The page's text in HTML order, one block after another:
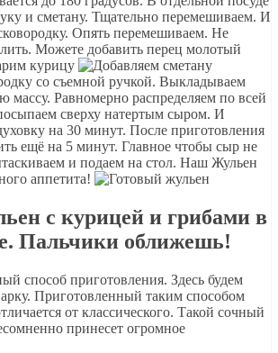
и сметану. Тщательно перемешиваем. И
Опять перемешиваем. Не
Можете добавить перец молотый
со съемной ручкой. Выкладываем
массу. Равномерно распределяем по всей
сверху натертым сыром. И
на 30 минут. После приготовления
ещё на 5 минут. Главное чтобы сыр не
и подаем на стол. Наш Жульен
аппетита!
с курицей и грибами в
Пальчики оближешь!
способ приготовления. Здесь будем
Приготовленный таким способом
от классического. Такой сочный
принесет огромное